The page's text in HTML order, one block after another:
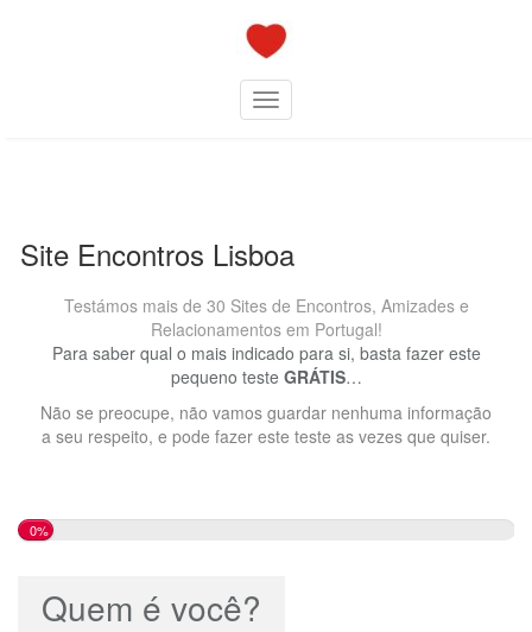
Toggle navigation
Site Encontros Lisboa
Testámos mais de 30 Sites de Encontros, Amizades e
Relacionamentos em Portugal!
Para saber qual o mais indicado para si, basta fazer este
pequeno teste GRÁTIS…
Não se preocupe, não vamos guardar nenhuma informação
a seu respeito, e pode fazer este teste as vezes que quiser.
0%
Quem é você?